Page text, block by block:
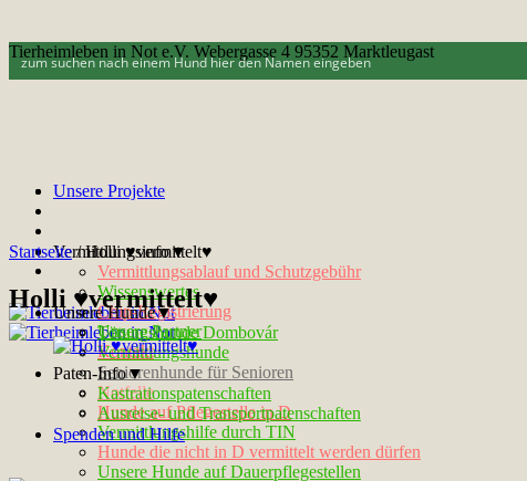
Tierheimleben in Not e.V. Webergasse 4 95352 Marktleugast
Unsere Projekte
Vermittlungsinfo▼
Vermittlungsablauf und Schutzgebühr
Wissenswertes
Chip-Registrierung
Unsere Partner
Kontakt
Unsere Hunde▼
Tötungshunde Dombovár
Vermittlungshunde
Seniorenhunde für Senioren
Notfelle
Hunde auf Pflegestelle in D
Vermittlungshilfe durch TIN
Hunde die nicht in D vermittelt werden dürfen
Unsere Hunde auf Dauerpflegestellen
Paten-Info▼
Kastrationspatenschaften
Ausreise- und Transportpatenschaften
Spenden und Hilfe
Startseite /Holli ♥vermittelt♥
Holli ♥vermittelt♥